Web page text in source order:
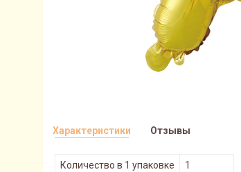
Характеристики
Количество в 1 упаковке
1
Отзывы